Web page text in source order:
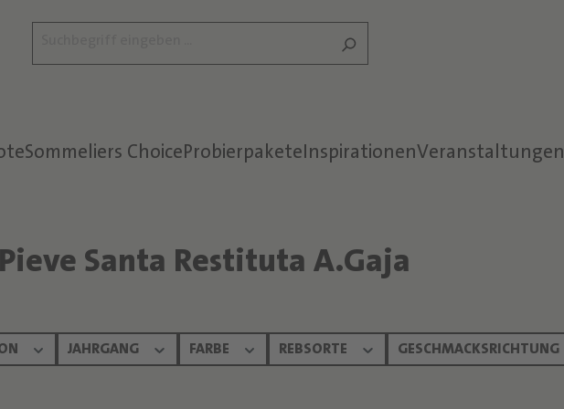
Sommeliers ChoiceProbierpaketeInspirationenVeranstaltungen
Pieve Santa Restituta A.Gaja
JAHRGANG FARBE REBSORTE GESCHMACKSRICHTUNG